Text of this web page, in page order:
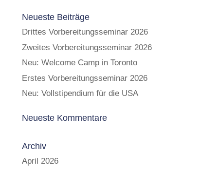
Neueste Beiträge
Drittes Vorbereitungsseminar 2026
Zweites Vorbereitungsseminar 2026
Neu: Welcome Camp in Toronto
Erstes Vorbereitungsseminar 2026
Neu: Vollstipendium für die USA
Neueste Kommentare
Archiv
April 2026